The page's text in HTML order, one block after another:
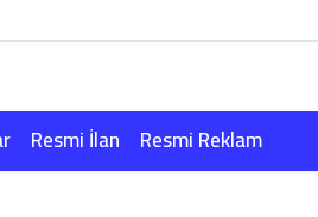
Resmi İlan Resmi Reklam